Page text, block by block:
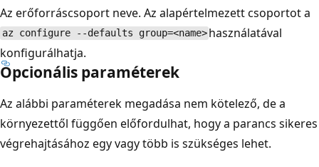
Az erőforráscsoport neve. Az alapértelmezett csoportot a
az configure --defaults group=<name> használatával
konfigurálhatja.
Opcionális paraméterek
Az alábbi paraméterek megadása nem kötelező, de a
környezettől függően előfordulhat, hogy a parancs sikeres
végrehajtásához egy vagy több is szükséges lehet.